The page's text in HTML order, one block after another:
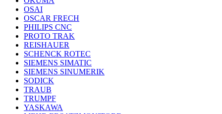
OSAI
OSCAR FRECH
PHILIPS CNC
PROTO TRAK
REISHAUER
SCHENCK ROTEC
SIEMENS SIMATIC
SIEMENS SINUMERIK
SODICK
TRAUB
TRUMPF
YASKAWA